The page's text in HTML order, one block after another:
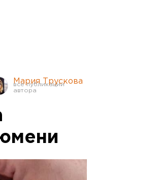
Мария Трускова